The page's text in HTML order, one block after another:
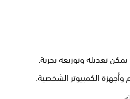
تعديله وتوزيعه بحرية.
الكمبيوتر الشخصية.